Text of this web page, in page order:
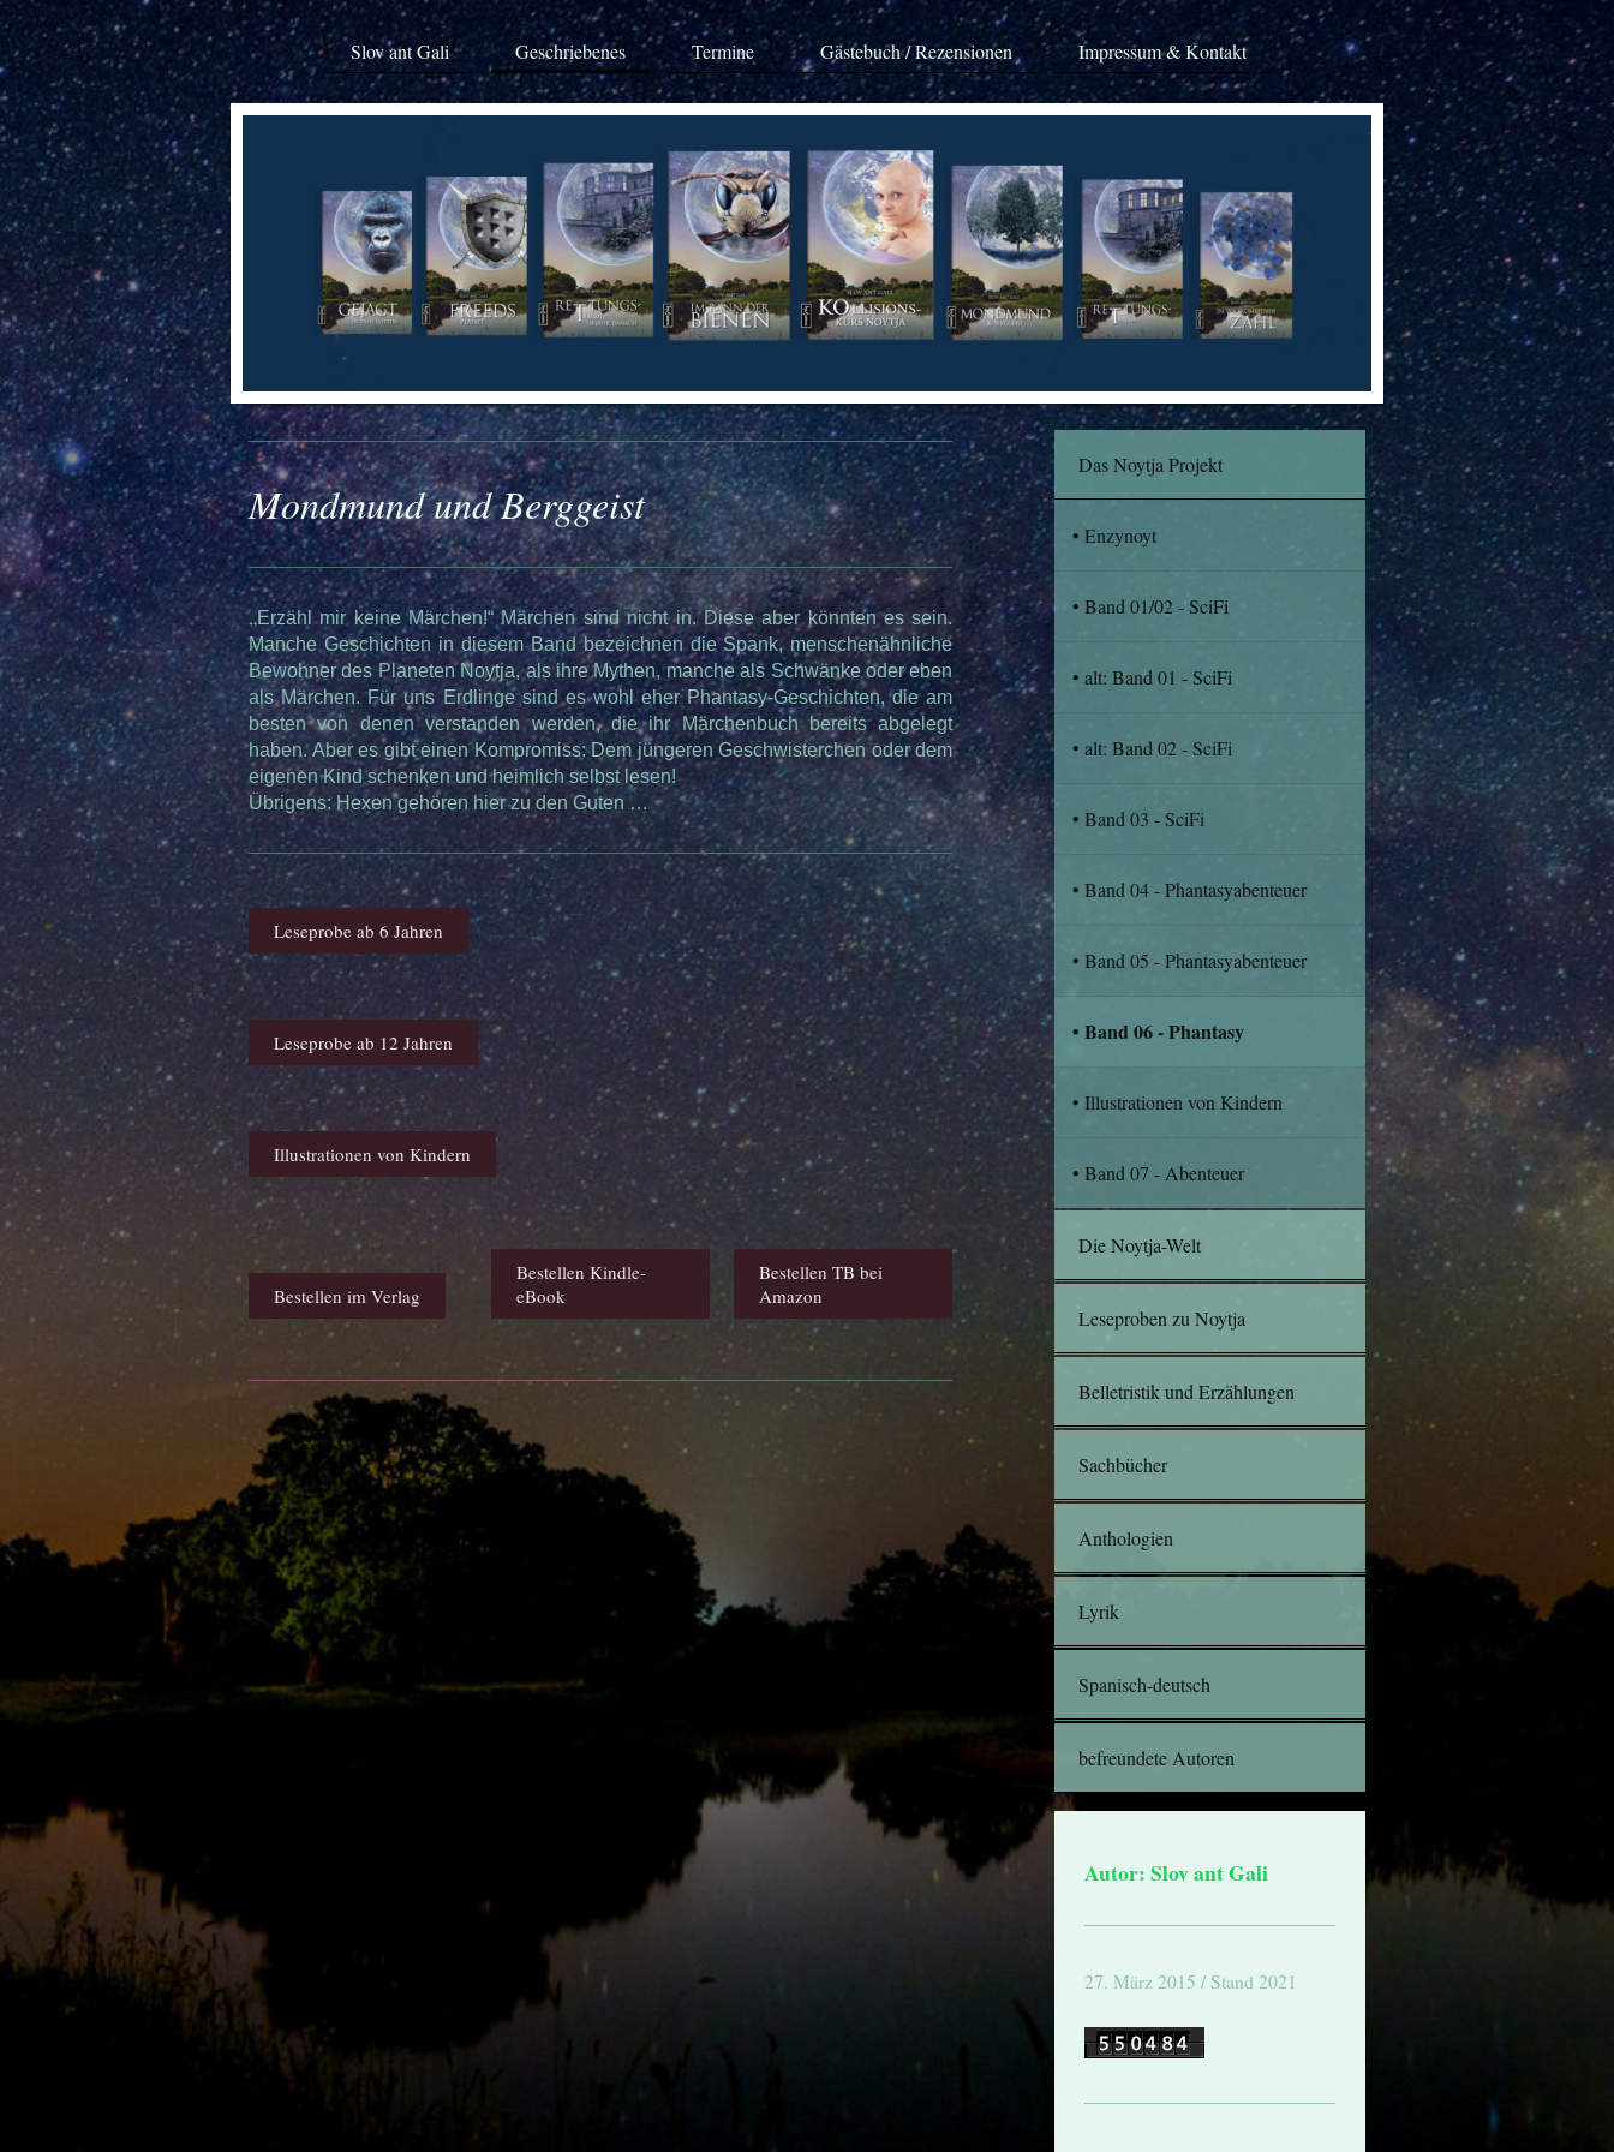
Slov ant Gali Geschriebenes Termine Gästebuch / Rezensionen Impressum & Kontakt
Mondmund und Berggeist
„Erzähl mir keine Märchen!“ Märchen sind nicht in. Diese aber könnten es sein.
Manche Geschichten in diesem Band bezeichnen die Spank, menschenähnliche
Bewohner des Planeten Noytja, als ihre Mythen, manche als Schwänke oder eben
als Märchen. Für uns Erdlinge sind es wohl eher Phantasy-Geschichten, die am
besten von denen verstanden werden, die ihr Märchenbuch bereits abgelegt
haben. Aber es gibt einen Kompromiss: Dem jüngeren Geschwisterchen oder dem
eigenen Kind schenken und heimlich selbst lesen!
Übrigens: Hexen gehören hier zu den Guten …
Leseprobe ab 6 Jahren
Leseprobe ab 12 Jahren
Illustrationen von Kindern
Bestellen im Verlag
Bestellen Kindle-
eBook
Bestellen TB bei
Amazon
Das Noytja Projekt
Enzynoyt
Band 01/02 - SciFi
alt: Band 01 - SciFi
alt: Band 02 - SciFi
Band 03 - SciFi
Band 04 - Phantasyabenteuer
Band 05 - Phantasyabenteuer
Band 06 - Phantasy
Illustrationen von Kindern
Band 07 - Abenteuer
Die Noytja-Welt
Leseproben zu Noytja
Belletristik und Erzählungen
Sachbücher
Anthologien
Lyrik
Spanisch-deutsch
befreundete Autoren
Autor: Slov ant Gali
27. März 2015 / Stand 2021